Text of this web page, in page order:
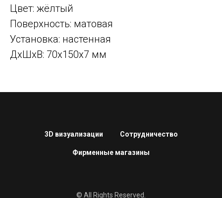
Цвет: жёлтый
Поверхность: матовая
Установка: настенная
ДxШxВ: 70x150x7 мм
3D визуализации Сотрудничество
Фирменные магазины
© All Rights Reserved.